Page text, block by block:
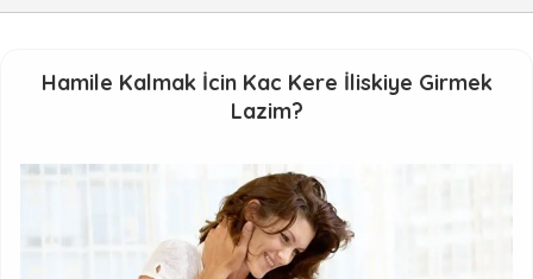
Hamile Kalmak İcin Kac Kere İliskiye Girmek
Lazim?